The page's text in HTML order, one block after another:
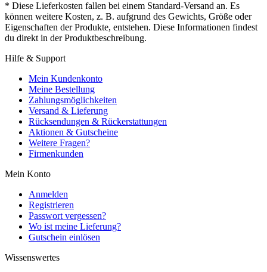
* Diese Lieferkosten fallen bei einem Standard-Versand an. Es
können weitere Kosten, z. B. aufgrund des Gewichts, Größe oder
Eigenschaften der Produkte, entstehen. Diese Informationen findest
du direkt in der Produktbeschreibung.
Hilfe & Support
Mein Kundenkonto
Meine Bestellung
Zahlungsmöglichkeiten
Versand & Lieferung
Rücksendungen & Rückerstattungen
Aktionen & Gutscheine
Weitere Fragen?
Firmenkunden
Mein Konto
Anmelden
Registrieren
Passwort vergessen?
Wo ist meine Lieferung?
Gutschein einlösen
Wissenswertes